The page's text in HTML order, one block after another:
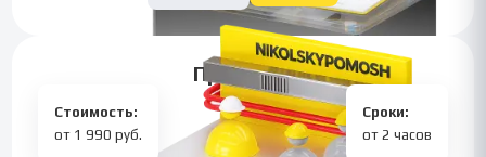
Практики
Стоимость:
от 1 990 руб.
Сроки:
от 2 часов